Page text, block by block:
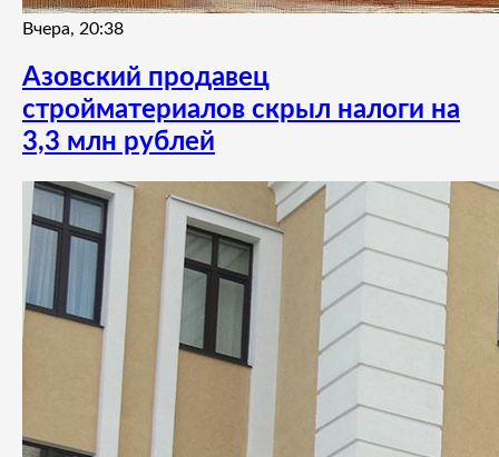
Вчера, 20:38
Азовский продавец
стройматериалов скрыл налоги на
3,3 млн рублей